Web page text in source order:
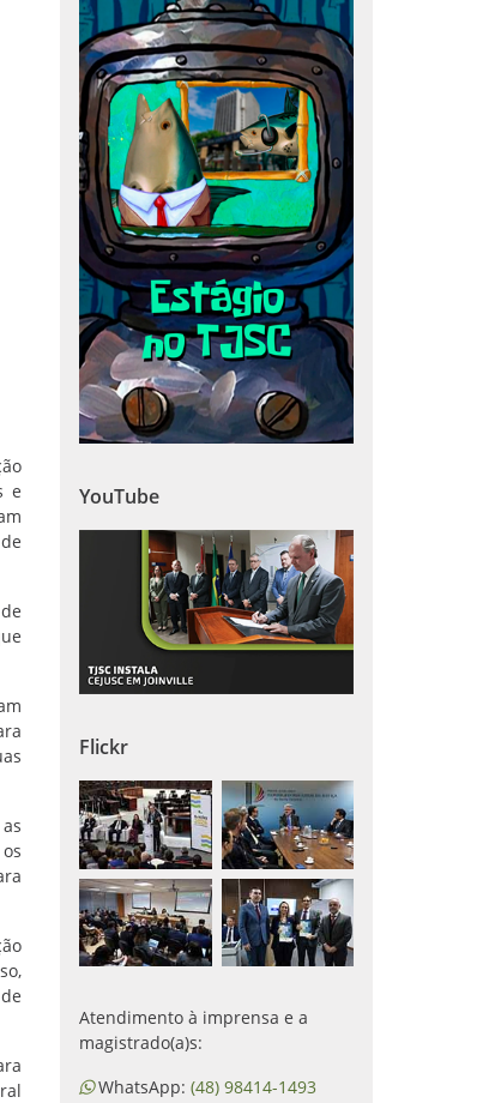
e
YouTube
Flickr
Atendimento à imprensa e a
magistrado(a)s:
WhatsApp: (48) 98414-1493